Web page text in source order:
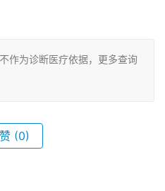
作为诊断医疗依据，更多查询
赞 (0)